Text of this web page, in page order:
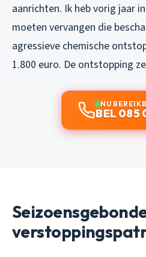
aanrichten. Ik heb vorig jaar
moeten vervangen die
agressieve chemische
1.800 euro. De ontstopping
NU
BEL 085